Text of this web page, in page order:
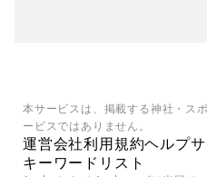
本サービスは、掲載する神社・ス
ービスではありません。
運営会社利用規約ヘルプ
キーワードリスト